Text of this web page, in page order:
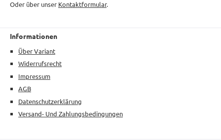
Oder über unser Kontaktformular.
Informationen
Über Variant
Widerrufsrecht
Impressum
AGB
Datenschutzerklärung
Versand- Und Zahlungsbedingungen